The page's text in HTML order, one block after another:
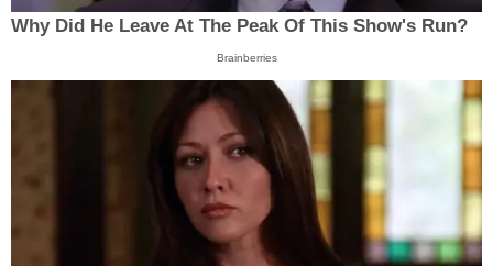
Why Did He Leave At The Peak Of This Show's Run?
Brainberries